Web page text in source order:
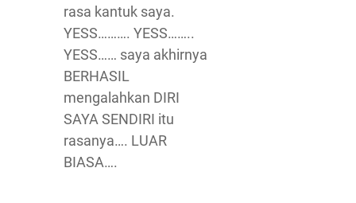
rasa kantuk saya.
YESS………. YESS……..
YESS…… saya akhirnya
BERHASIL
mengalahkan DIRI
SAYA SENDIRI itu
rasanya…. LUAR
BIASA….